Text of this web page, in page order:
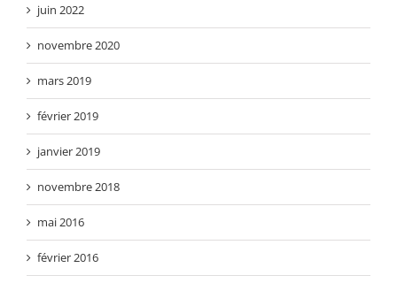
juin 2022
novembre 2020
mars 2019
février 2019
janvier 2019
novembre 2018
mai 2016
février 2016